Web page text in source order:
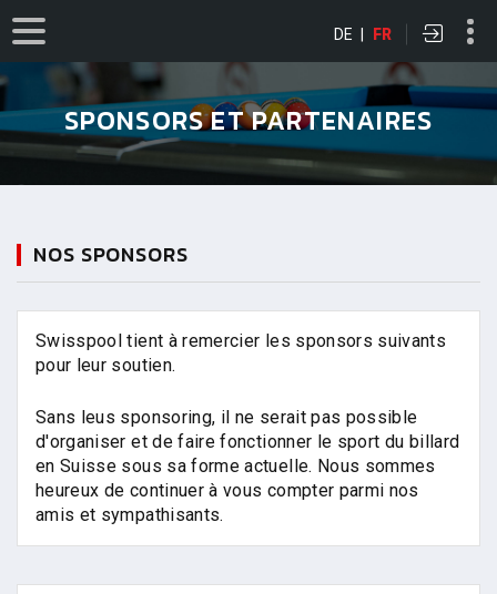
DE | FR
SPONSORS ET PARTENAIRES
NOS SPONSORS
Swisspool tient à remercier les sponsors suivants
pour leur soutien.
Sans leus sponsoring, il ne serait pas possible
d'organiser et de faire fonctionner le sport du billard
en Suisse sous sa forme actuelle. Nous sommes
heureux de continuer à vous compter parmi nos
amis et sympathisants.